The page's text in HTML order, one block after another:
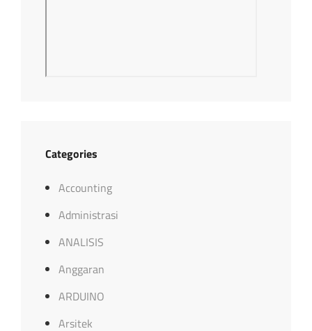
Categories
Accounting
Administrasi
ANALISIS
Anggaran
ARDUINO
Arsitek